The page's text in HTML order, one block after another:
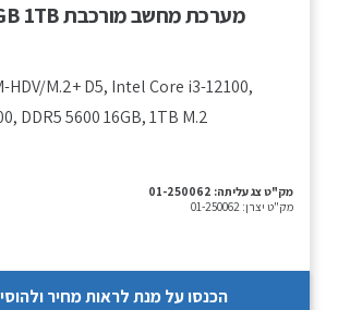
מערכת מחשב מורכבת I3-12100 16GB 1TB
HDV/M.2+ D5, Intel Core i3-12100,
DDR5 5600 16GB, 1TB M.2
מק"ט צג עליתה: 01-250062
מק"ט יצרן: 01-250062
הכנסו על מנת לראות מחיר